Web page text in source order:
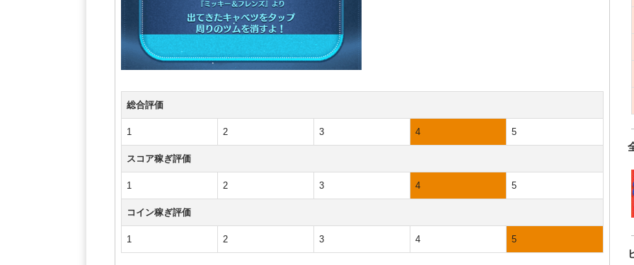
総合評価
1 2 3 4 5
スコア稼ぎ評価
1 2 3 4 5
コイン稼ぎ評価
1 2 3 4 5